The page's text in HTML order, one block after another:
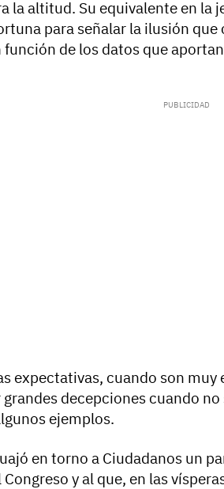
la altitud. Su equivalente en la
para señalar la ilusión
de los datos que
expectativas, cuando son
decepciones cuando
ejemplos.
en torno a Ciudadanos un
y al que, en las